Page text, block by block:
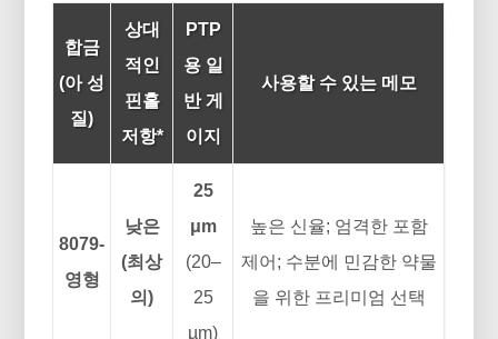
합금
(아 성
질)
상대
적인
핀홀
저항*
PTP
용 일
반 게
이지
사용할 수 있는 메모
8079-
영형
낮은
(최상
의)
25
μm
(20–
25
µm)
높은 신율; 엄격한 포함
제어; 수분에 민감한 약물
을 위한 프리미엄 선택